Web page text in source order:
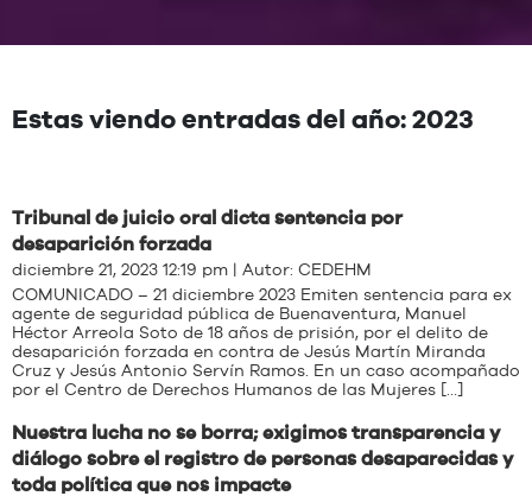
Estas viendo entradas del año: 2023
Tribunal de juicio oral dicta sentencia por
desaparición forzada
diciembre 21, 2023 12:19 pm | Autor: CEDEHM
COMUNICADO – 21 diciembre 2023 Emiten sentencia para ex
agente de seguridad pública de Buenaventura, Manuel
Héctor Arreola Soto de 18 años de prisión, por el delito de
desaparición forzada en contra de Jesús Martín Miranda
Cruz y Jesús Antonio Servín Ramos. En un caso acompañado
por el Centro de Derechos Humanos de las Mujeres […]
Nuestra lucha no se borra; exigimos transparencia y
diálogo sobre el registro de personas desaparecidas y
toda política que nos impacte